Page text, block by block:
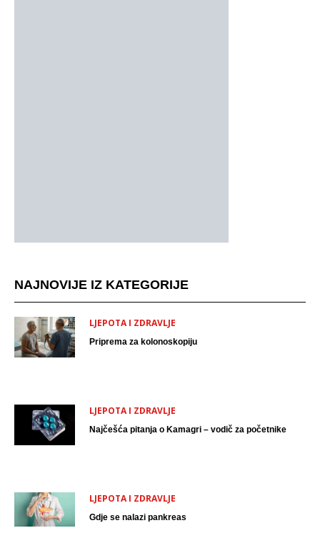
NAJNOVIJE IZ KATEGORIJE
LJEPOTA I ZDRAVLJE
Priprema za kolonoskopiju
LJEPOTA I ZDRAVLJE
Najčešća pitanja o Kamagri – vodič za početnike
LJEPOTA I ZDRAVLJE
Gdje se nalazi pankreas